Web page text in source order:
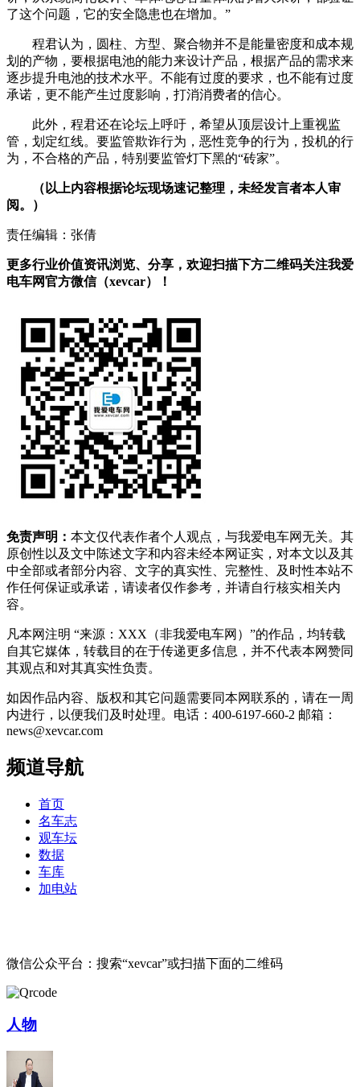
了这个问题，它的安全隐患也在增加。”
程君认为，圆柱、方型、聚合物并不是能量密度和成本规
划的产物，要根据电池的能力来设计产品，根据产品的需求来
逐步提升电池的技术水平。不能有过度的要求，也不能有过度
承诺，更不能产生过度影响，打消消费者的信心。
此外，程君还在论坛上呼吁，希望从顶层设计上重视监
管，划定红线。要监管欺诈行为，恶性竞争的行为，投机的行
为，不合格的产品，特别要监管灯下黑的“砖家”。
（以上内容根据论坛现场速记整理，未经发言者本人审
阅。）
责任编辑：张倩
更多行业价值资讯浏览、分享，欢迎扫描下方二维码关注我爱
电车网官方微信（xevcar）！
免责声明： 本文仅代表作者个人观点，与我爱电车网无关。其
原创性以及文中陈述文字和内容未经本网证实，对本文以及其
中全部或者部分内容、文字的真实性、完整性、及时性本站不
作任何保证或承诺，请读者仅作参考，并请自行核实相关内
容。
凡本网注明 “来源：XXX（非我爱电车网）”的作品，均转载
自其它媒体，转载目的在于传递更多信息，并不代表本网赞同
其观点和对其真实性负责。
如因作品内容、版权和其它问题需要同本网联系的，请在一周
内进行，以便我们及时处理。电话：400-6197-660-2 邮箱：
news@xevcar.com
频道导航
首页
名车志
观车坛
数据
车库
加电站
微信公众平台：搜索“xevcar”或扫描下面的二维码
人物